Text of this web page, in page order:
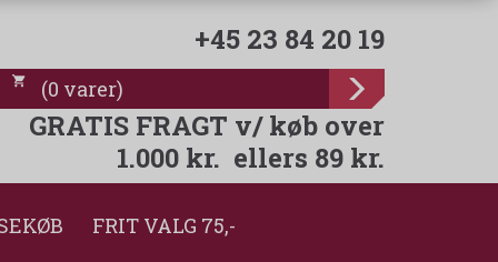
+45 23 84 20 19
(0 varer)
GRATIS FRAGT v/ køb over
1.000 kr. ellers 89 kr.
FRIT VALG 75,-